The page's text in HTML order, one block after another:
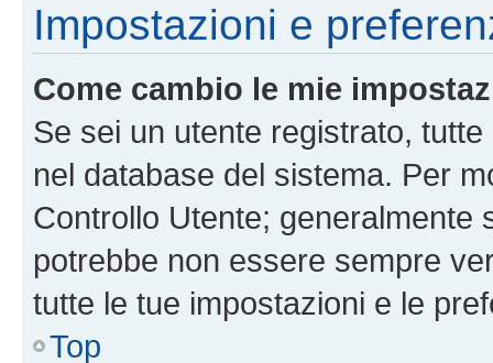
Impostazioni e
Come cambio le mie
Se sei un utente registrato,
nel database del sistema. Per
Controllo Utente; generalmente
potrebbe non essere sempre
tutte le tue impostazioni e le
Top